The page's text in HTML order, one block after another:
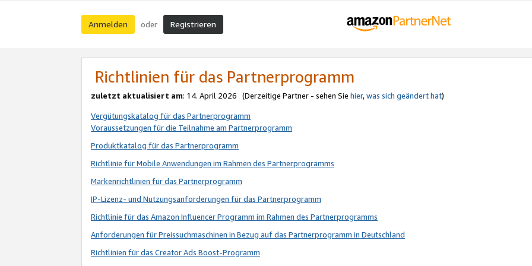
Anmelden oder Registrieren
Richtlinien für das Partnerprogramm
zuletzt aktualisiert am: 14. April 2026 (Derzeitige Partner - sehen Sie hier,was sich geändert hat)
Vergütungskatalog für das Partnerprogramm
Voraussetzungen für die Teilnahme am Partnerprogramm
Produktkatalog für das Partnerprogramm
Richtlinie für Mobile Anwendungen im Rahmen des Partnerprogramms
Markenrichtlinien für das Partnerprogramm
IP-Lizenz- und Nutzungsanforderungen für das Partnerprogramm
Richtlinie für das Amazon Influencer Programm im Rahmen des Partnerprogramms
Anforderungen für Preissuchmaschinen in Bezug auf das Partnerprogramm in Deutschland
Richtlinien für das Creator Ads Boost-Programm